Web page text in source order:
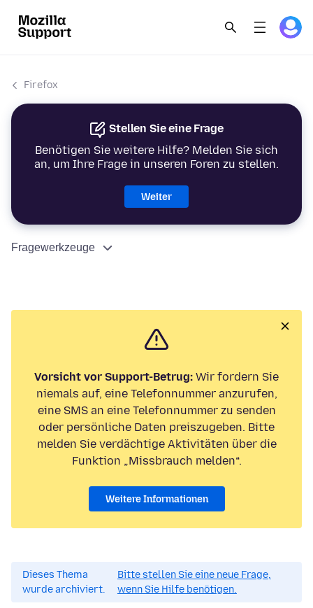
Firefox
Stellen Sie eine Frage
Benötigen Sie weitere Hilfe? Melden Sie sich
an, um Ihre Frage in unseren Foren zu stellen.
Weiter
Fragewerkzeuge
Vorsicht vor Support-Betrug: Wir fordern Sie
niemals auf, eine Telefonnummer anzurufen,
eine SMS an eine Telefonnummer zu senden
oder persönliche Daten preiszugeben. Bitte
melden Sie verdächtige Aktivitäten über die
Funktion „Missbrauch melden“.
Weitere Informationen
Dieses Thema
wurde archiviert.
Bitte stellen Sie eine neue Frage,
wenn Sie Hilfe benötigen.